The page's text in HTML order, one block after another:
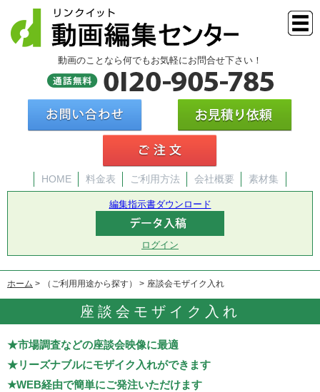
動画のことなら何でもお気軽にお問合せ下さい！
HOME 料金表 ご利用方法 会社概要 素材集
編集指示書ダウンロード
ログイン
ホーム （ご利用用途から探す） 座談会モザイク入れ
座談会モザイク入れ
市場調査などの座談会映像に最適
リーズナブルにモザイク入れができます
WEB経由で簡単にご発注いただけます